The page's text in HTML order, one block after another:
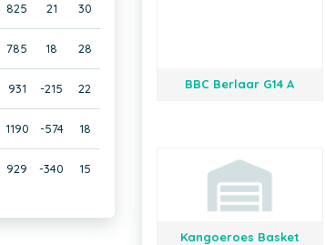
825 21 30
785 18 28
931 -215 22
1190 -574 18
929 -340 15
BBC Berlaar G14 A
Kangoeroes Basket